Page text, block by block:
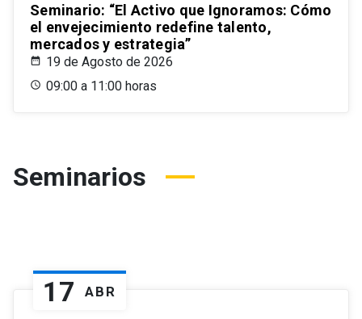
Seminario: “El Activo que Ignoramos: Cómo
el envejecimiento redefine talento,
mercados y estrategia”
19 de Agosto de 2026
09:00 a 11:00 horas
Seminarios
17 ABR